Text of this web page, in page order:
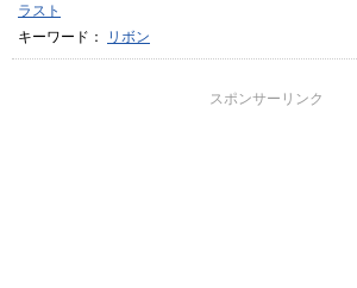
ラスト
キーワード：
リボン
スポンサーリンク